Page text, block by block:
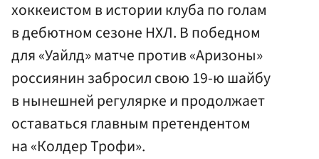
хоккеистом в истории клуба по голам
в дебютном сезоне НХЛ. В победном
для «Уайлд» матче против «Аризоны»
россиянин забросил свою 19-ю шайбу
в нынешней регулярке и продолжает
оставаться главным претендентом
на «Колдер Трофи».